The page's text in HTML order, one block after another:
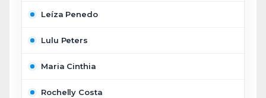
Leíza Penedo
Lulu Peters
Maria Cinthia
Rochelly Costa